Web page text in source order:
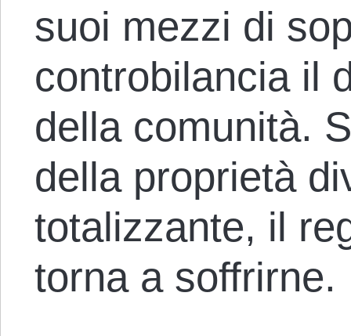
suoi mezzi di
controbilancia il
della comunità.
della proprietà
totalizzante, il
torna a soffrirne.